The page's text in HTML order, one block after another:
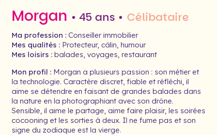
Morgan • 45 ans • Célibataire
Ma profession : Conseiller immobilier
Mes qualités : Protecteur, câlin, humour
Mes loisirs : balades, voyages, restaurant
Mon profil : Morgan a plusieurs passion : son métier et
la technologie. Caractère discret, fiable et réfléchi, il
aime se détendre en faisant de grandes balades dans
la nature en la photographiant avec son drône.
Sensible, il aime le partage, aime faire plaisir, les soirées
cocooning et les sorties à deux. Il ne fume pas et son
signe du zodiaque est la vierge.